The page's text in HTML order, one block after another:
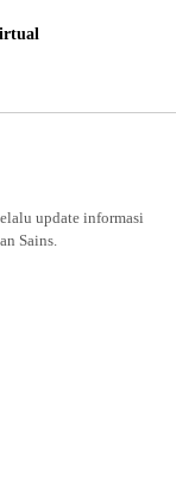
update informasi
Sains.